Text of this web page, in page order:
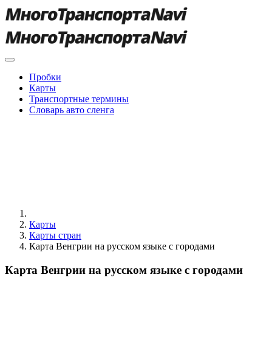
Пробки
Карты
Транспортные термины
Словарь авто сленга
Карты
Карты стран
Карта Венгрии на русском языке с городами
Карта Венгрии на русском языке с городами